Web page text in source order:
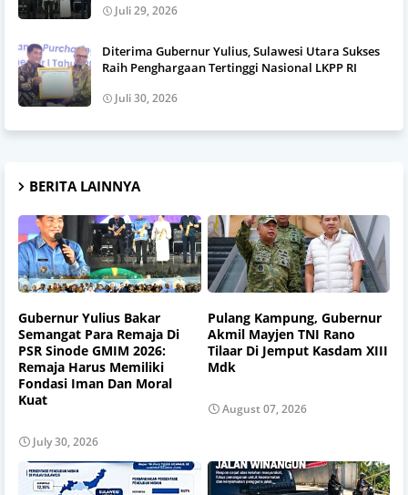
Juli 29, 2026
Diterima Gubernur Yulius, Sulawesi Utara Sukses
Raih Penghargaan Tertinggi Nasional LKPP RI
Juli 30, 2026
BERITA LAINNYA
Gubernur Yulius Bakar
Semangat Para Remaja Di
PSR Sinode GMIM 2026:
Remaja Harus Memiliki
Fondasi Iman Dan Moral
Kuat
July 30, 2026
Pulang Kampung, Gubernur
Akmil Mayjen TNI Rano
Tilaar Di Jemput Kasdam XIII
Mdk
August 07, 2026